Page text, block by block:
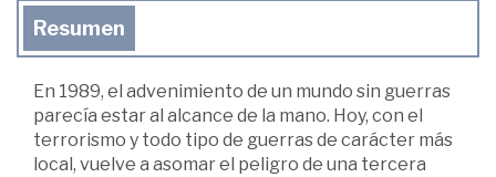
Resumen
En 1989, el advenimiento de un mundo sin guerras
parecía estar al alcance de la mano. Hoy, con el
terrorismo y todo tipo de guerras de carácter más
local, vuelve a asomar el peligro de una tercera